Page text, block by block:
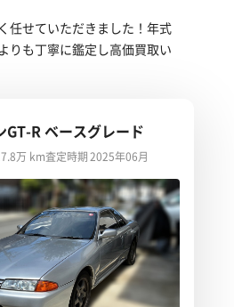
任せていただきました！年式
りも丁寧に鑑定し高価買取い
GT-R ベースグレード
万 km査定時期 2025年06月